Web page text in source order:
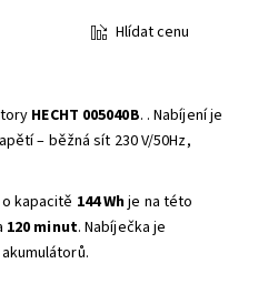
Hlídat cenu
HECHT 005040B. . Nabíjení je
– běžná sít 230 V/50Hz,
o kapacitě 144 Whje na této
120 minut. Nabíječka je